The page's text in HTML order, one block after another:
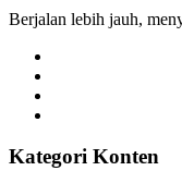
Berjalan lebih jauh,
Kategori Konten